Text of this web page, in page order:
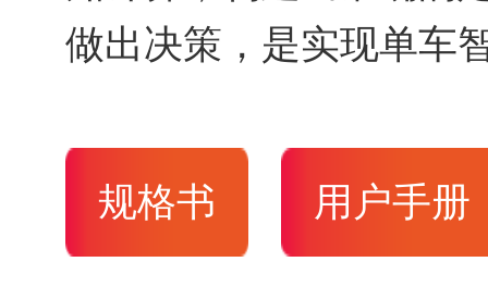
做出决策，是实现单车
规格书 用户手册